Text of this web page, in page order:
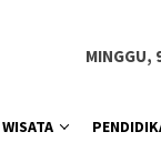
MINGGU,
WISATA